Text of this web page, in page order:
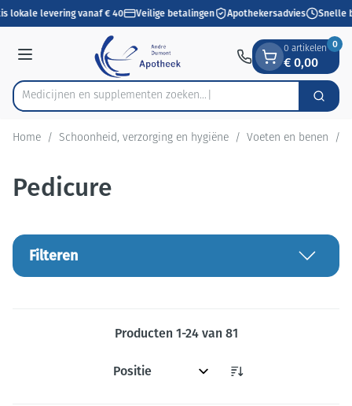
Ga naar de inhoud
1 van 1
lokale levering vanaf € 40 Veilige betalingen Apothekersadvies Snelle
Menu
Product, merk, categorie...
Medicijnen en supplementen zoek Zoek
0 artikelen
€ 0,00
0
Home / Schoonheid, verzorging en hygiëne / Voeten en benen /
Pedicure
Filteren
Producten 1-24van 81
Sorteer op: